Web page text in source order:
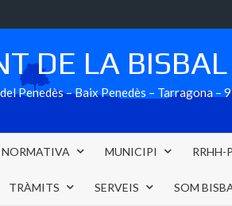
DE LA
Penedès – Baix Penedès – Tarragona
NORMATIVA MUNICIPI RRHH-
TRÀMITS SERVEIS SOM